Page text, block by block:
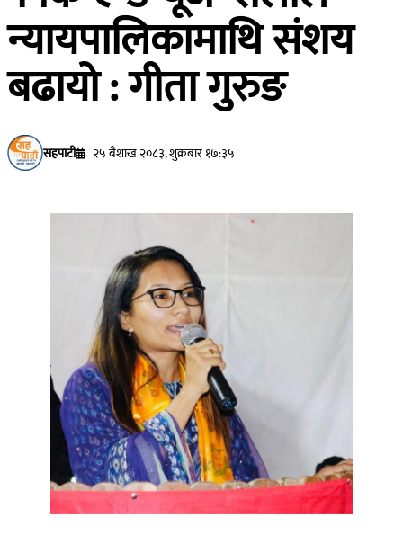
न्यायपालिकामाथि संशय
बढायो : गीता गुरुङ
सहपाटी २५ बैशाख २०८३, शुक्रबार १७:३५